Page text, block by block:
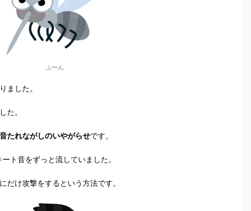
ぷ〜ん
ました。
た。
たれながしのいやがらせです。
ト音をずっと流していました。
だけ攻撃をするという方法です。